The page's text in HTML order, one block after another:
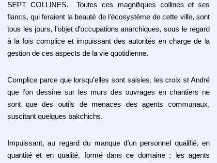
SEPT COLLINES. Toutes ces magnifiques collines et ses
flancs, qui feraient la beauté de l’écosystème de cette ville, sont
tous les jours, l’objet d’occupations anarchiques, sous le regard
à la fois complice et impuissant des autorités en charge de la
gestion de ces aspects de la vie quotidienne.
Complice parce que lorsqu’elles sont saisies, les croix st André
que l’on dessine sur les murs des ouvrages en chantiers ne
sont que des outils de menaces des agents communaux,
suscitant quelques bakchichs.
Impuissant, au regard du manque d’un personnel qualifié, en
quantité et en qualité, formé dans ce domaine ; les agents